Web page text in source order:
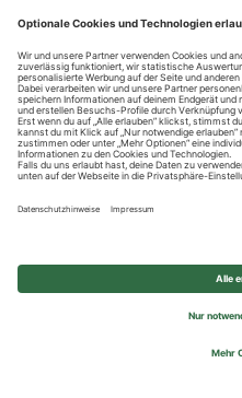
© 2026 REWE